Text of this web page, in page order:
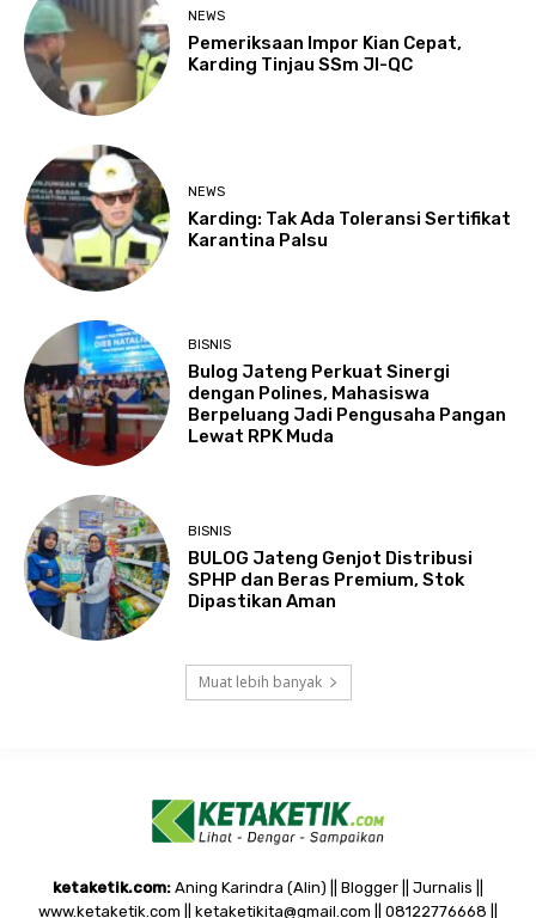
NEWS
Pemeriksaan Impor Kian Cepat,
Karding Tinjau SSm JI-QC
NEWS
Karding: Tak Ada Toleransi Sertifikat
Karantina Palsu
BISNIS
Bulog Jateng Perkuat Sinergi
dengan Polines, Mahasiswa
Berpeluang Jadi Pengusaha Pangan
Lewat RPK Muda
BISNIS
BULOG Jateng Genjot Distribusi
SPHP dan Beras Premium, Stok
Dipastikan Aman
Muat lebih banyak
ketaketik.com: Aning Karindra (Alin) || Blogger || Jurnalis ||
www.ketaketik.com || ketaketikita@gmail.com || 08122776668 ||